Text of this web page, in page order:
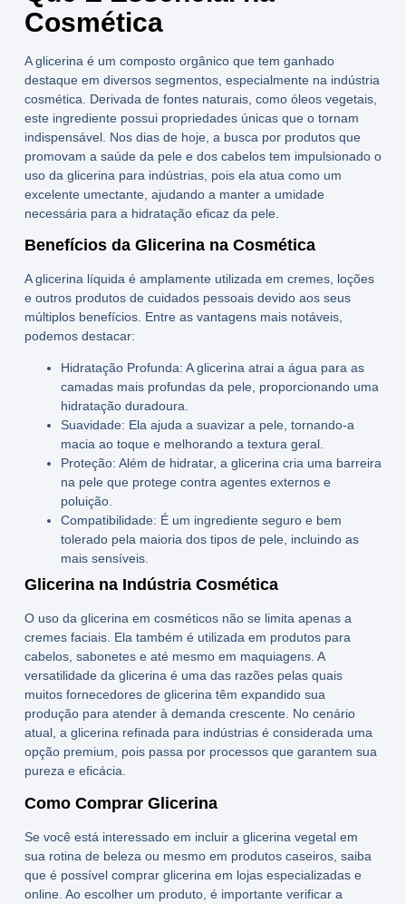
Cosmética
Aglicerina é um composto orgânico que tem ganhado
destaque em diversos segmentos, especialmente na indústria
cosmética. Derivada de fontes naturais, como óleos vegetais,
este ingrediente possui propriedades únicas que o tornam
indispensável. Nos dias de hoje, a busca por produtos que
promovam a saúde da pele e dos cabelos tem impulsionado o
uso da glicerina para indústrias, pois ela atua como um
excelente umectante, ajudando a manter a umidade
necessária para a hidratação eficaz da pele.
Benefícios da Glicerina na Cosmética
Aglicerina líquida é amplamente utilizada em cremes, loções
e outros produtos de cuidados pessoais devido aos seus
múltiplos benefícios. Entre as vantagens mais notáveis,
podemos destacar:
Hidratação Profunda: A glicerina atrai a água para as
camadas mais profundas da pele, proporcionando uma
hidratação duradoura.
Suavidade: Ela ajuda a suavizar a pele, tornando-a
macia ao toque e melhorando a textura geral.
Proteção: Além de hidratar, a glicerina cria uma barreira
na pele que protege contra agentes externos e
poluição.
Compatibilidade: É um ingrediente seguro e bem
tolerado pela maioria dos tipos de pele, incluindo as
mais sensíveis.
Glicerina na Indústria Cosmética
O uso da glicerina em cosméticosnão se limita apenas a
cremes faciais. Ela também é utilizada em produtos para
cabelos, sabonetes e até mesmo em maquiagens. A
versatilidade da glicerina é uma das razões pelas quais
muitos fornecedores de glicerinatêm expandido sua
produção para atender à demanda crescente. No cenário
atual, a glicerina refinada para indústriasé considerada uma
opção premium, pois passa por processos que garantem sua
pureza e eficácia.
Como Comprar Glicerina
Se você está interessado em incluir a glicerina vegetalem
sua rotina de beleza ou mesmo em produtos caseiros, saiba
que é possível comprar glicerina em lojas especializadas e
online. Ao escolher um produto, é importante verificar a